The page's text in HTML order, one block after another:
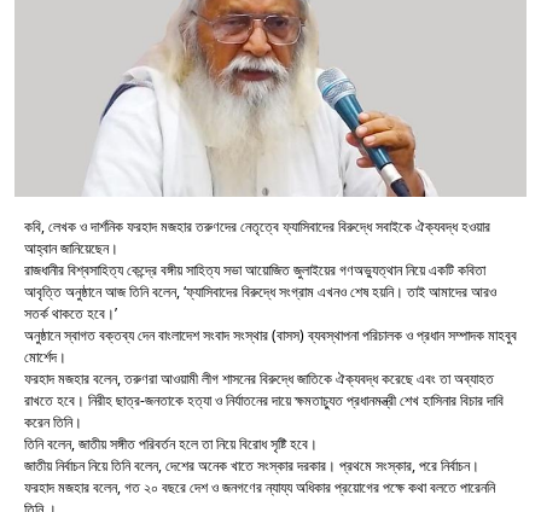
কবি, লেখক ও দার্শনিক ফরহাদ মজহার তরুণদের নেতৃত্বে ফ্যাসিবাদের বিরুদ্ধে সবাইকে ঐক্যবদ্ধ হওয়ার
আহ্বান জানিয়েছেন।
রাজধানীর বিশ্বসাহিত্য কেন্দ্রে বঙ্গীয় সাহিত্য সভা আয়োজিত জুলাইয়ের গণঅভ্যুত্থান নিয়ে একটি কবিতা
আবৃত্তি অনুষ্ঠানে আজ তিনি বলেন, ‘ফ্যাসিবাদের বিরুদ্ধে সংগ্রাম এখনও শেষ হয়নি। তাই আমাদের আরও
সতর্ক থাকতে হবে।’
অনুষ্ঠানে স্বাগত বক্তব্য দেন বাংলাদেশ সংবাদ সংস্থার (বাসস) ব্যবস্থাপনা পরিচালক ও প্রধান সম্পাদক মাহবুব
মোর্শেদ।
ফরহাদ মজহার বলেন, তরুণরা আওয়ামী লীগ শাসনের বিরুদ্ধে জাতিকে ঐক্যবদ্ধ করেছে এবং তা অব্যাহত
রাখতে হবে। নিরীহ ছাত্র-জনতাকে হত্যা ও নির্যাতনের দায়ে ক্ষমতাচ্যুত প্রধানমন্ত্রী শেখ হাসিনার বিচার দাবি
করেন তিনি।
তিনি বলেন, জাতীয় সঙ্গীত পরিবর্তন হলে তা নিয়ে বিরোধ সৃষ্টি হবে।
জাতীয় নির্বাচন নিয়ে তিনি বলেন, দেশের অনেক খাতে সংস্কার দরকার। প্রথমে সংস্কার, পরে নির্বাচন।
ফরহাদ মজহার বলেন, গত ২০ বছরে দেশ ও জনগণের ন্যায্য অধিকার প্রয়োগের পক্ষে কথা বলতে পারেননি